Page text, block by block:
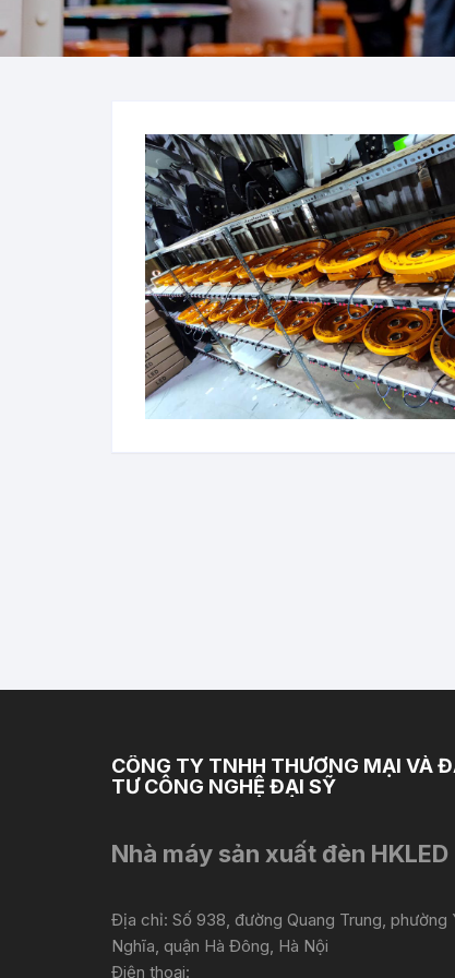
CÔNG TY TNHH THƯƠNG MẠI VÀ
TƯ CÔNG NGHỆ ĐẠI SỸ
Nhà máy sản xuất đèn HKLED
Địa chỉ: Số 938, đường Quang Trung, phường
Nghĩa, quận Hà Đông, Hà Nội
Điện thoại: